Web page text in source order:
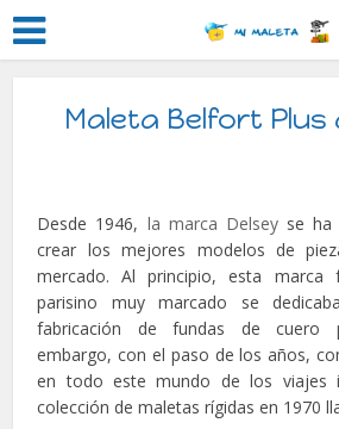
Maleta Belfort Plus
Desde 1946, la marca Delseyse ha
crear los mejores modelos de
mercado. Al principio, esta marca
parisino muy marcado se
fabricación de fundas de cuero
embargo, con el paso de los años,
en todo este mundo de los viajes
colección de maletas rígidas en 1970